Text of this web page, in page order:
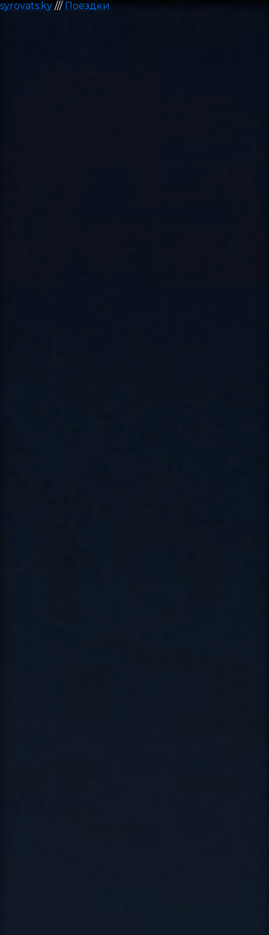
syrovats.ky /// Поездки